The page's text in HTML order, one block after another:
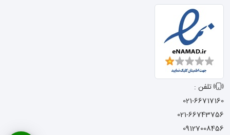
تلفن :
021-66717160
021-66743756
09127008456